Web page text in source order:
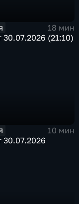
18 мин
(21:10)
10 мин
30.07.2026